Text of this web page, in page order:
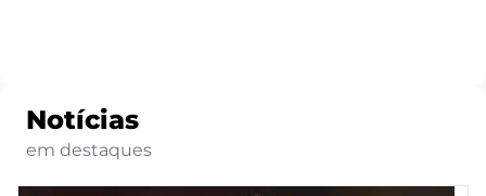
Notícias
em destaques